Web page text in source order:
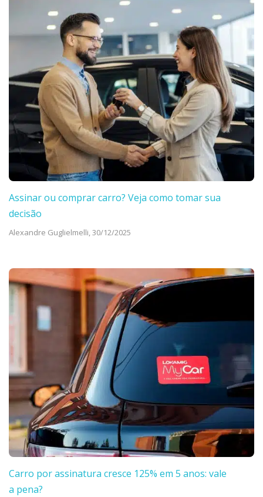
Assinar ou comprar carro? Veja como tomar sua
decisão
Alexandre Guglielmelli,30/12/2025
Carro por assinatura cresce 125% em 5 anos: vale
a pena?